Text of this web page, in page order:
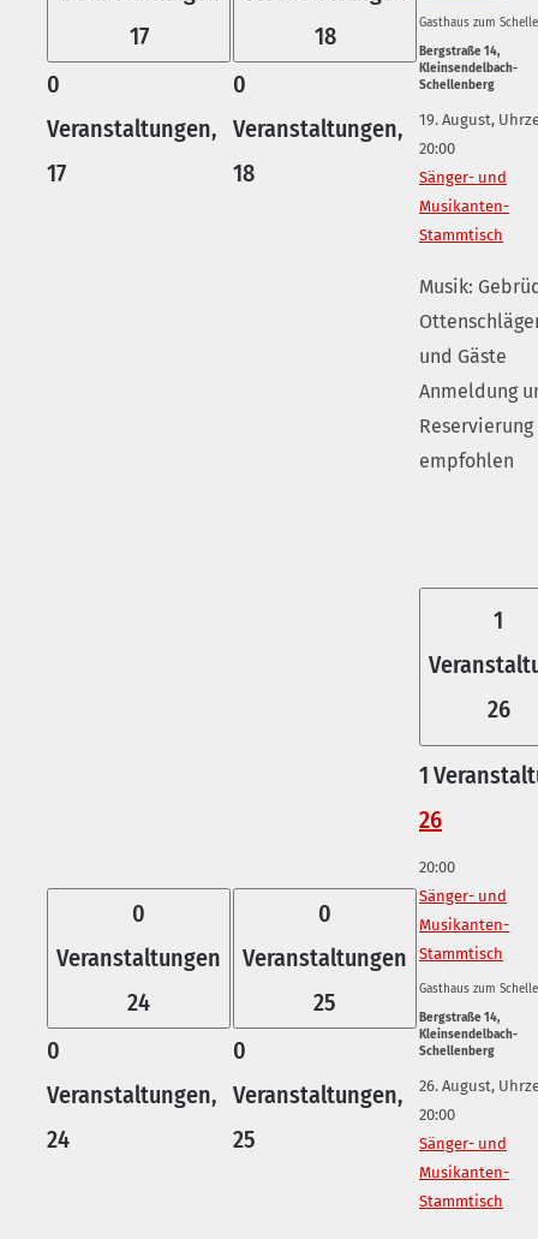
17
0
Veranstaltungen,
17
18
0
Veranstaltungen,
18
Gasthaus zum
Bergstraße 14,
Kleinsendelbach-
Schellenberg
19. August,
20:00
Sänger- und
Musikanten-
Stammtisch
Musik:
und Gäste
Anmeldung
Reservierung
empfohlen
0
Veranstaltungen
24
0
Veranstaltungen,
24
0
Veranstaltungen
25
0
Veranstaltungen,
25
1
26
1
26
20:00
Sänger- und
Musikanten-
Stammtisch
Gasthaus zum
Bergstraße 14,
Kleinsendelbach-
Schellenberg
26. August,
20:00
Sänger- und
Musikanten-
Stammtisch